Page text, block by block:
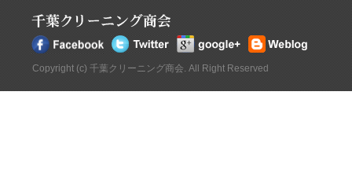
Copyright (c) 千葉クリーニング商会. All Right Reserved